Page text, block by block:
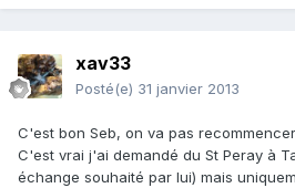
xav33
Posté(e) 31 janvier 2013
C'est bon Seb, on va pas
C'est vrai j'ai demandé du St Peray à
échange souhaité par lui) mais